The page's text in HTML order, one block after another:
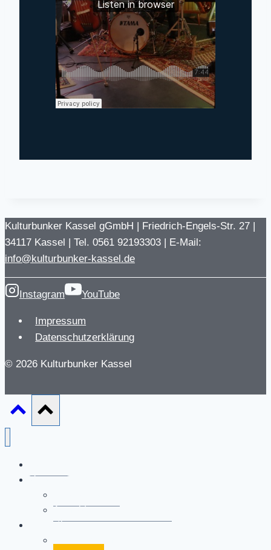
Kulturbunker Kassel gGmbH | Friedrich-Engels-Str. 27 |
34117 Kassel | Tel. 0561 92193303 | E-Mail:
info@kulturbunker-kassel.de
Instagram YouTube
Impressum
Datenschutzerklärung
© 2026 Kulturbunker Kassel
Veranstaltungen
Anmeldung zum Newsletter
Akteur*innen